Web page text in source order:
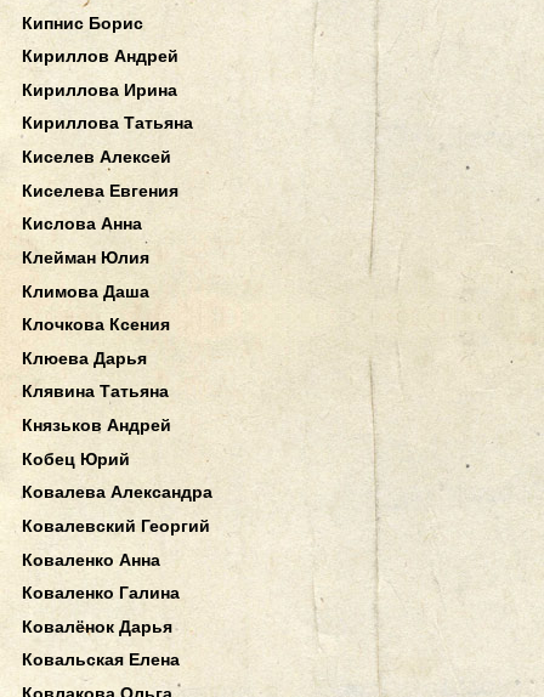
Кипнис Борис
Кириллов Андрей
Кириллова Ирина
Кириллова Татьяна
Киселев Алексей
Киселева Евгения
Кислова Анна
Клейман Юлия
Климова Даша
Клочкова Ксения
Клюева Дарья
Клявина Татьяна
Князьков Андрей
Кобец Юрий
Ковалева Александра
Ковалевский Георгий
Коваленко Анна
Коваленко Галина
Ковалёнок Дарья
Ковальская Елена